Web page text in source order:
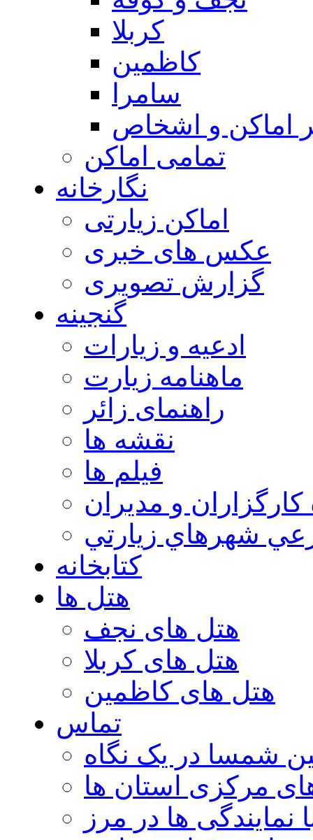
كربلا
كاظمين
سامرا
اماكن و اشخاص
تمامی اماکن
نگارخانه
اماکن زیارتی
عکس های خبری
گزارش تصویری
گنجینه
ادعیه و زیارات
ماهنامه زیارت
راهنمای زائر
نقشه ها
فیلم ها
كارگزاران و مديران
شهرهاي زيارتي
کتابخانه
هتل ها
هتل های نجف
هتل های کربلا
هتل های کاظمین
تماس
شمسا در یک نگاه
مرکزی استان ها
نمایندگی ها در مرز